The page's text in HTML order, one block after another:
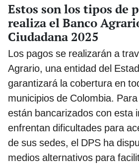
Estos son los tipos de
realiza el Banco
Ciudadana 2025
Los pagos se realizarán a
Agrario, una entidad del
garantizará la cobertura en
municipios de Colombia.
están bancarizados con esta
enfrentan dificultades para
de sus sedes, el DPS ha
medios alternativos para